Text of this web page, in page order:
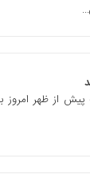
پیش از ظهر امروز